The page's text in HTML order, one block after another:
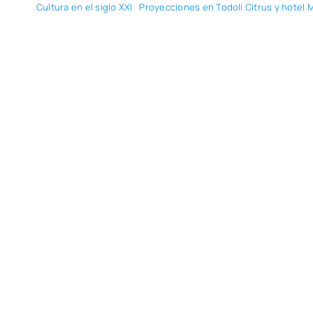
Cul­tu­ra en el siglo XXI Pro­yec­cio­nes en Todo­lí Citrus y hotel